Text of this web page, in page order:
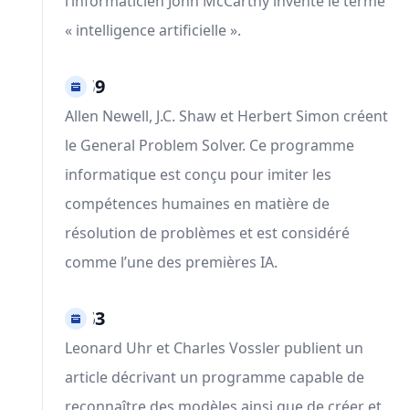
« intelligence artificielle ».
1959
Allen Newell, J.C. Shaw et Herbert Simon créent
le General Problem Solver. Ce programme
informatique est conçu pour imiter les
compétences humaines en matière de
résolution de problèmes et est considéré
comme l’une des premières IA.
1963
Leonard Uhr et Charles Vossler publient un
article décrivant un programme capable de